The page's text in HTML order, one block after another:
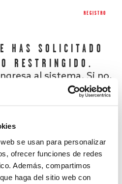
se usan para personalizar
ofrecer funciones de redes
Además, compartimos
haga del sitio web con
REGISTRO
HAS SOLICITADO
RESTRINGIDO.
al sistema. Si no,